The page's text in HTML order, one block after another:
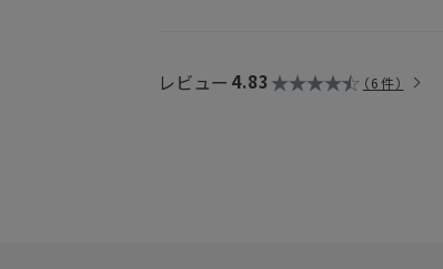
・香りを変えて使用する際は、容器を洗
レビュー 4.83 6件